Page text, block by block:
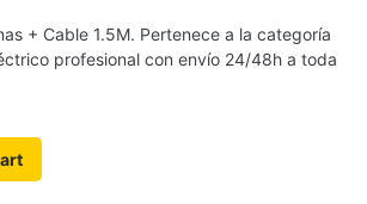
+ Cable 1.5M. Pertenece a la categoría
profesional con envío 24/48h a toda